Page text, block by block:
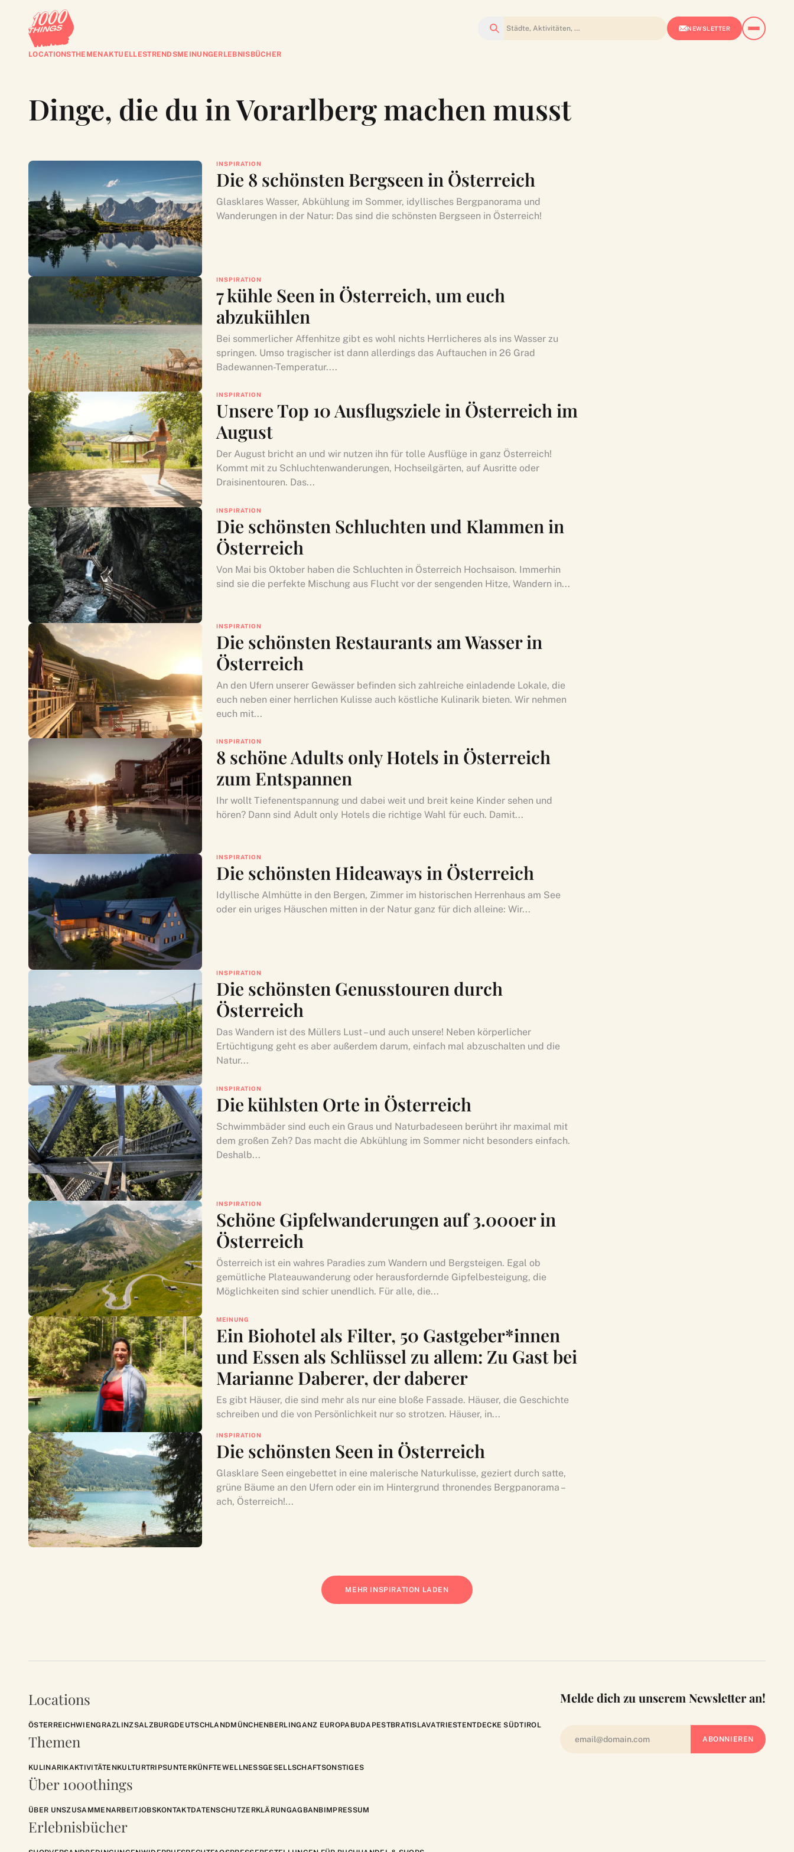
Suchen NEWSLETTER
LOCATIONSTHEMENAKTUELLESTRENDSMEINUNGERLEBNISBÜCHER
Dinge, die du in Vorarlberg machen musst
INSPIRATION
Die 8 schönsten Bergseen in Österreich
Glasklares Wasser, Abkühlung im Sommer, idyllisches Bergpanorama und
Wanderungen in der Natur: Das sind die schönsten Bergseen in Österreich!
INSPIRATION
7 kühle Seen in Österreich, um euch
abzukühlen
Bei sommerlicher Affenhitze gibt es wohl nichts Herrlicheres als ins Wasser zu
springen. Umso tragischer ist dann allerdings das Auftauchen in 26 Grad
Badewannen-Temperatur....
INSPIRATION
Unsere Top 10 Ausflugsziele in Österreich im
August
Der August bricht an und wir nutzen ihn für tolle Ausflüge in ganz Österreich!
Kommt mit zu Schluchtenwanderungen, Hochseilgärten, auf Ausritte oder
Draisinentouren. Das...
INSPIRATION
Die schönsten Schluchten und Klammen in
Österreich
Von Mai bis Oktober haben die Schluchten in Österreich Hochsaison. Immerhin
sind sie die perfekte Mischung aus Flucht vor der sengenden Hitze, Wandern in...
INSPIRATION
Die schönsten Restaurants am Wasser in
Österreich
An den Ufern unserer Gewässer befinden sich zahlreiche einladende Lokale, die
euch neben einer herrlichen Kulisse auch köstliche Kulinarik bieten. Wir nehmen
euch mit...
INSPIRATION
8 schöne Adults only Hotels in Österreich
zum Entspannen
Ihr wollt Tiefenentspannung und dabei weit und breit keine Kinder sehen und
hören? Dann sind Adult only Hotels die richtige Wahl für euch. Damit...
INSPIRATION
Die schönsten Hideaways in Österreich
Idyllische Almhütte in den Bergen, Zimmer im historischen Herrenhaus am See
oder ein uriges Häuschen mitten in der Natur ganz für dich alleine: Wir...
INSPIRATION
Die schönsten Genusstouren durch
Österreich
Das Wandern ist des Müllers Lust – und auch unsere! Neben körperlicher
Ertüchtigung geht es aber außerdem darum, einfach mal abzuschalten und die
Natur...
INSPIRATION
Die kühlsten Orte in Österreich
Schwimmbäder sind euch ein Graus und Naturbadeseen berührt ihr maximal mit
dem großen Zeh? Das macht die Abkühlung im Sommer nicht besonders einfach.
Deshalb...
INSPIRATION
Schöne Gipfelwanderungen auf 3.000er in
Österreich
Österreich ist ein wahres Paradies zum Wandern und Bergsteigen. Egal ob
gemütliche Plateauwanderung oder herausfordernde Gipfelbesteigung, die
Möglichkeiten sind schier unendlich. Für alle, die...
MEINUNG
Ein Biohotel als Filter, 50 Gastgeber*innen
und Essen als Schlüssel zu allem: Zu Gast bei
Marianne Daberer, der daberer
Es gibt Häuser, die sind mehr als nur eine bloße Fassade. Häuser, die Geschichte
schreiben und die von Persönlichkeit nur so strotzen. Häuser, in...
INSPIRATION
Die schönsten Seen in Österreich
Glasklare Seen eingebettet in eine malerische Naturkulisse, geziert durch satte,
grüne Bäume an den Ufern oder ein im Hintergrund thronendes Bergpanorama –
ach, Österreich!...
MEHR INSPIRATION LADEN
Locations
ÖSTERREICHWIENGRAZLINZSALZBURGDEUTSCHLANDMÜNCHENBERLINGANZ EUROPA BUDAPESTBRATISLAVATRIESTENTDECKE SÜDTIROL
Themen
KULINARIKAKTIVITÄTENKULTURTRIPSUNTERKÜNFTEWELLNESSGESELLSCHAFTSONSTIGES
Über 1000things
ÜBER UNSZUSAMMENARBEITJOBSKONTAKTDATENSCHUTZERKLÄRUNGAGBANBIMPRESSUM
Erlebnisbücher
Melde dich zu unserem Newsletter an!